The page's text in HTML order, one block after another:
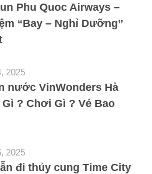
Phu Quoc Airways –
“Bay – Nghỉ Dưỡng”
2025
nước VinWonders Hà
? Chơi Gì ? Vé Bao
2025
đi thủy cung Time City